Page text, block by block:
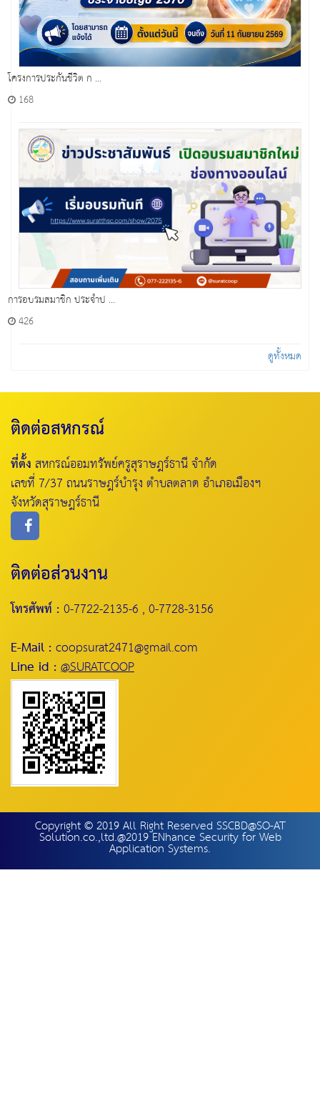
โครงการประกันชีวิต ก ...
168
การอบรมสมาชิก ประจำป ...
426
ดูทั้งหมด
ติดต่อสหกรณ์
ที่ตั้งสหกรณ์ออมทรัพย์ครูสุราษฎร์ธานี จำกัด
เลขที่ 7/37 ถนนราษฎร์บำรุง ตำบลตลาด อำเภอเมืองฯ
จังหวัดสุราษฎร์ธานี
ติดต่อส่วนงาน
โทรศัพท์ :0-7722-2135-6 , 0-7728-3156
E-Mail :coopsurat2471@gmail.com
Line id :@SURATCOOP
Copyright © 2019 All Right Reserved SSCBD@SO-AT
Solution.co.,ltd.@2019 ENhance Security for Web
Application Systems.